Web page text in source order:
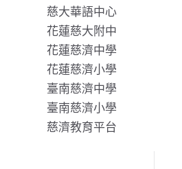
慈大華語中心
花蓮慈大附中
花蓮慈濟中學
花蓮慈濟小學
臺南慈濟中學
臺南慈濟小學
慈濟教育平台